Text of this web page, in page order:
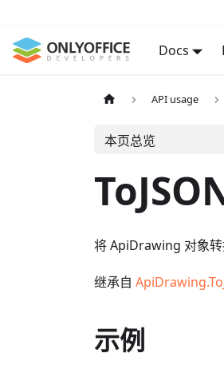
Docs
API usage
本页总览
将 ApiDrawing 对象转
继承自
示例